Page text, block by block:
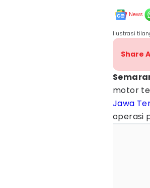
News
Ilustrasi
Share
motor
Jawa
operasi